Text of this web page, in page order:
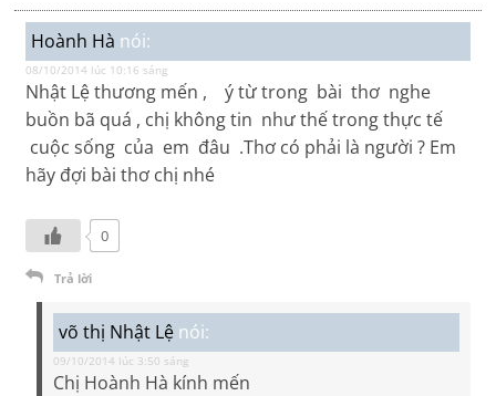
Hoành Hà nói:
08/10/2014 lúc 10:16 sáng
Nhật Lệ thương mến , ý từ trong bài thơ nghe
buồn bã quá , chị không tin như thế trong thực tế
cuộc sống của em đâu .Thơ có phải là người ? Em
hãy đợi bài thơ chị nhé
0
Trả lời
võ thị Nhật Lệ nói:
09/10/2014 lúc 3:50 sáng
Chị Hoành Hà kính mến